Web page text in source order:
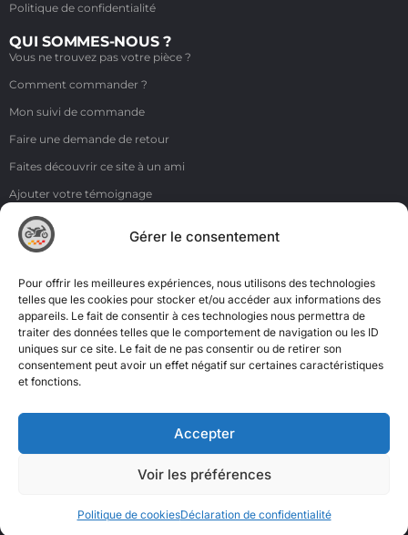
Gérer le consentement
Pour offrir les meilleures expériences, nous utilisons des technologies
telles que les cookies pour stocker et/ou accéder aux informations des
appareils. Le fait de consentir à ces technologies nous permettra de
traiter des données telles que le comportement de navigation ou les ID
uniques sur ce site. Le fait de ne pas consentir ou de retirer son
consentement peut avoir un effet négatif sur certaines caractéristiques
et fonctions.
Accepter
Voir les préférences
Politique de cookiesDéclaration de confidentialité
Politique de confidentialité
QUI SOMMES-NOUS ?
Vous ne trouvez pas votre pièce ?
Comment commander ?
Mon suivi de commande
Faire une demande de retour
Faites découvrir ce site à un ami
Ajouter votre témoignage
Voir tous les témoignages
Liens
NOS COORDONNÉES
ZI de la Moinerie - 8 rue du Roussillon 91220 Bretigny sur Orge
Email: contact@accimoto.com
Standard : +33(0)1 69 88 16 16